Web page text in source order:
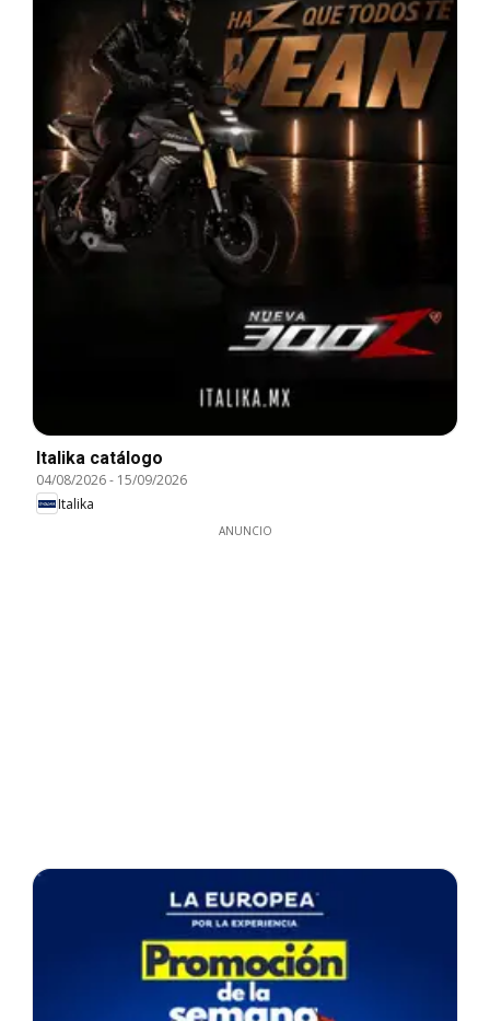
Italika catálogo
04/08/2026- 15/09/2026
Italika
ANUNCIO